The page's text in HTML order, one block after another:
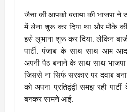
जैसा की आपको बताया की भाजपा ने
में लेना शुरू कर दिया था और मौके की
इसे लुभाना शुरू कर दिया, लेकिन
पार्टी. पंजाब के साथ साथ आम
अपनी पैठ बनाने के साथ साथ
जिससे ना सिर्फ सरकार पर दवाब
को अपना प्रतिद्वंद्वी समझ रही
बनकर सामने आई.